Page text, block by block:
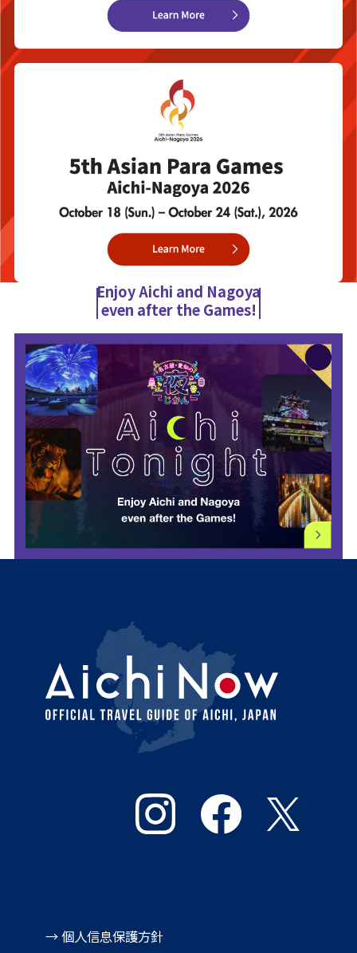
Enjoy Aichi and Nagoya
even after the Games!
→ 個人信息保護方針